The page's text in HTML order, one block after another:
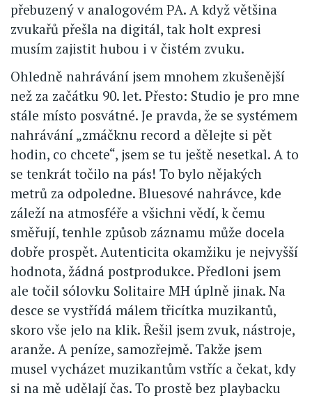
přebuzený v analogovém PA. A když většina
zvukařů přešla na digitál, tak holt expresi
musím zajistit hubou i v čistém zvuku.
Ohledně nahrávání jsem mnohem zkušenější
než za začátku 90. let. Přesto: Studio je pro mne
stále místo posvátné. Je pravda, že se systémem
nahrávání „zmáčknu record a dělejte si pět
hodin, co chcete“, jsem se tu ještě nesetkal. A to
se tenkrát točilo na pás! To bylo nějakých
metrů za odpoledne. Bluesové nahrávce, kde
záleží na atmosféře a všichni vědí, k čemu
směřují, tenhle způsob záznamu může docela
dobře prospět. Autenticita okamžiku je nejvyšší
hodnota, žádná postprodukce. Předloni jsem
ale točil sólovku Solitaire MH úplně jinak. Na
desce se vystřídá málem třicítka muzikantů,
skoro vše jelo na klik. Řešil jsem zvuk, nástroje,
aranže. A peníze, samozřejmě. Takže jsem
musel vycházet muzikantům vstříc a čekat, kdy
si na mě udělají čas. To prostě bez playbacku